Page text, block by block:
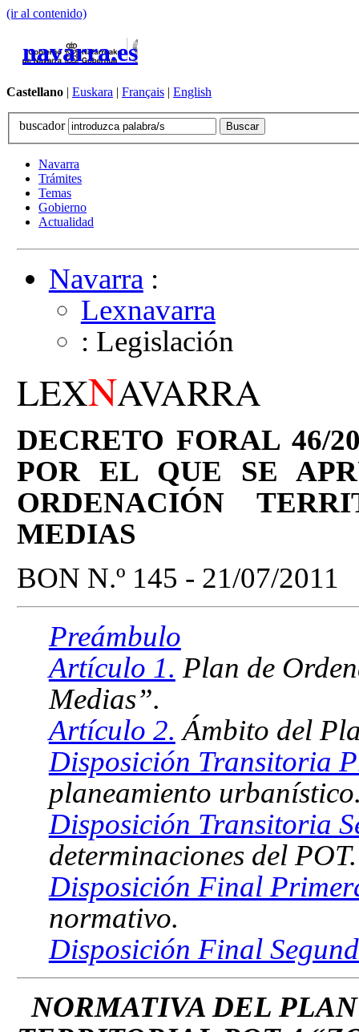
(ir al contenido)
navarra.es
Castellano | Euskara | Français | English
buscador
Navarra
Trámites
Temas
Gobierno
Actualidad
Navarra:
Lexnavarra
: Legislación
LEXNAVARRA
DECRETO FORAL 46/
POR EL QUE SE
ORDENACIÓN
MEDIAS
BON N.º 145 - 21/07/2011
Preámbulo
Artículo 1. Plan de
Medias”.
Artículo 2. Ámbito del
Disposición Transitoria
planeamiento
Disposición Transitoria
determinaciones del POT.
Disposición Final
normativo.
Disposición Final
NORMATIVA DEL